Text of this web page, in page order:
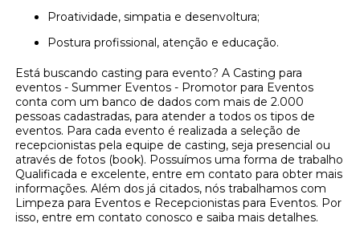
Proatividade, simpatia e desenvoltura;
Postura profissional, atenção e educação.
Está buscando casting para evento? A Casting para
eventos - Summer Eventos - Promotor para Eventos
conta com um banco de dados com mais de 2.000
pessoas cadastradas, para atender a todos os tipos de
eventos. Para cada evento é realizada a seleção de
recepcionistas pela equipe de casting, seja presencial ou
através de fotos (book). Possuímos uma forma de trabalho
Qualificada e excelente, entre em contato para obter mais
informações. Além dos já citados, nós trabalhamos com
Limpeza para Eventos e Recepcionistas para Eventos. Por
isso, entre em contato conosco e saiba mais detalhes.